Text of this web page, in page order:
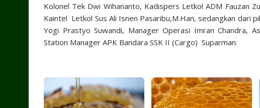
Kolonel Tek Dwi Wihananto, Kadispers Letkol ADM Fauzan
Kaintel Letkol Sus Ali Isnen Pasaribu,M.Han, sedangkan dari
Yogi Prastyo Suwandi, Manager Operasi Imran Chandra,
Station Manager APK Bandara SSK II (Cargo) Suparman.